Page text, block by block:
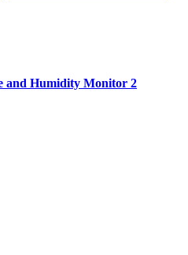
and Humidity Monitor 2